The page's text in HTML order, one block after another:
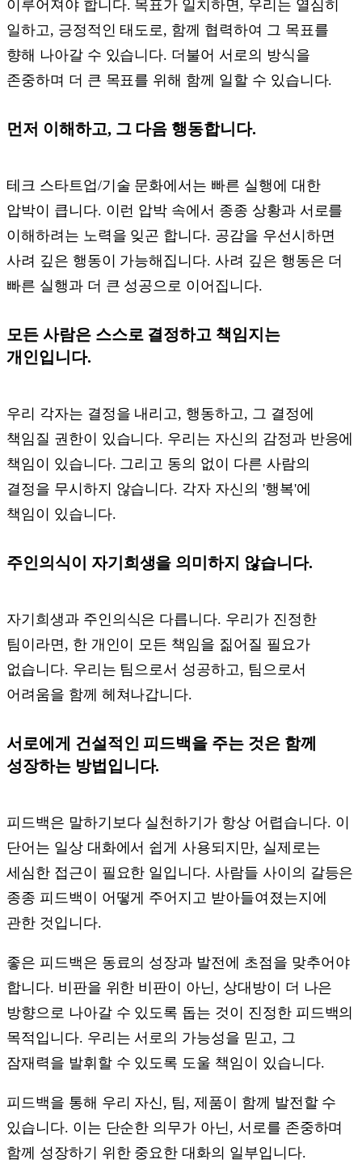
이루어져야 합니다. 목표가 일치하면, 우리는 열심히
일하고, 긍정적인 태도로, 함께 협력하여 그 목표를
향해 나아갈 수 있습니다. 더불어 서로의 방식을
존중하며 더 큰 목표를 위해 함께 일할 수 있습니다.
먼저 이해하고, 그 다음 행동합니다.
테크 스타트업/기술 문화에서는 빠른 실행에 대한
압박이 큽니다. 이런 압박 속에서 종종 상황과 서로를
이해하려는 노력을 잊곤 합니다. 공감을 우선시하면
사려 깊은 행동이 가능해집니다. 사려 깊은 행동은 더
빠른 실행과 더 큰 성공으로 이어집니다.
모든 사람은 스스로 결정하고 책임지는
개인입니다.
우리 각자는 결정을 내리고, 행동하고, 그 결정에
책임질 권한이 있습니다. 우리는 자신의 감정과 반응에
책임이 있습니다. 그리고 동의 없이 다른 사람의
결정을 무시하지 않습니다. 각자 자신의 '행복'에
책임이 있습니다.
주인의식이 자기희생을 의미하지 않습니다.
자기희생과 주인의식은 다릅니다. 우리가 진정한
팀이라면, 한 개인이 모든 책임을 짊어질 필요가
없습니다. 우리는 팀으로서 성공하고, 팀으로서
어려움을 함께 헤쳐나갑니다.
서로에게 건설적인 피드백을 주는 것은 함께
성장하는 방법입니다.
피드백은 말하기보다 실천하기가 항상 어렵습니다. 이
단어는 일상 대화에서 쉽게 사용되지만, 실제로는
세심한 접근이 필요한 일입니다. 사람들 사이의 갈등은
종종 피드백이 어떻게 주어지고 받아들여졌는지에
관한 것입니다.
좋은 피드백은 동료의 성장과 발전에 초점을 맞추어야
합니다. 비판을 위한 비판이 아닌, 상대방이 더 나은
방향으로 나아갈 수 있도록 돕는 것이 진정한 피드백의
목적입니다. 우리는 서로의 가능성을 믿고, 그
잠재력을 발휘할 수 있도록 도울 책임이 있습니다.
피드백을 통해 우리 자신, 팀, 제품이 함께 발전할 수
있습니다. 이는 단순한 의무가 아닌, 서로를 존중하며
함께 성장하기 위한 중요한 대화의 일부입니다.